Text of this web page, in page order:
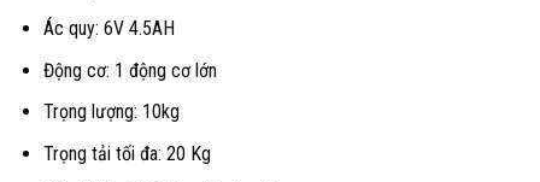
Ác quy: 6V 4.5AH
Động cơ: 1 động cơ lớn
Trọng lượng: 10kg
Trọng tải tối đa: 20 Kg